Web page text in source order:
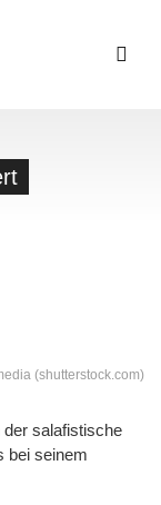
(shutterstock.com)
salafistische
bei seinem